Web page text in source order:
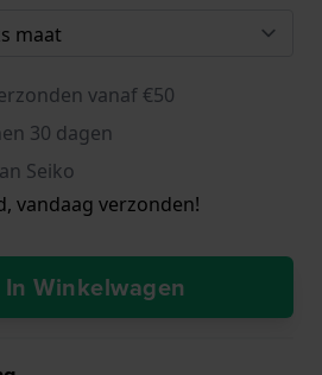
vanaf €50
30 dagen
Seiko
vandaag verzonden!
In Winkelwagen